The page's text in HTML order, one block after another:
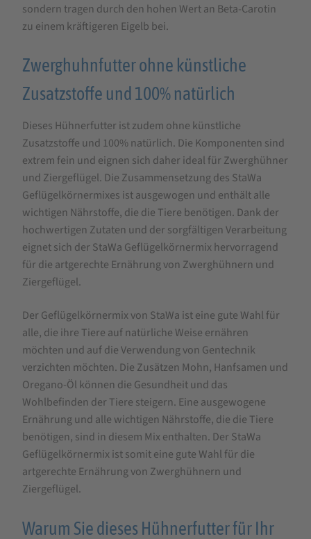
sondern tragen durch den hohen Wert an Beta-Carotin
zu einem kräftigeren Eigelb bei.
Zwerghuhnfutter ohne künstliche
Zusatzstoffe und 100% natürlich
Dieses Hühnerfutter ist zudem ohne künstliche
Zusatzstoffe und 100% natürlich. Die Komponenten sind
extrem fein und eignen sich daher ideal für Zwerghühner
und Ziergeflügel. Die Zusammensetzung des StaWa
Geflügelkörnermixes ist ausgewogen und enthält alle
wichtigen Nährstoffe, die die Tiere benötigen. Dank der
hochwertigen Zutaten und der sorgfältigen Verarbeitung
eignet sich der StaWa Geflügelkörnermix hervorragend
für die artgerechte Ernährung von Zwerghühnern und
Ziergeflügel.
Der Geflügelkörnermix von StaWa ist eine gute Wahl für
alle, die ihre Tiere auf natürliche Weise ernähren
möchten und auf die Verwendung von Gentechnik
verzichten möchten. Die Zusätzen Mohn, Hanfsamen und
Oregano-Öl können die Gesundheit und das
Wohlbefinden der Tiere steigern. Eine ausgewogene
Ernährung und alle wichtigen Nährstoffe, die die Tiere
benötigen, sind in diesem Mix enthalten. Der StaWa
Geflügelkörnermix ist somit eine gute Wahl für die
artgerechte Ernährung von Zwerghühnern und
Ziergeflügel.
Warum Sie dieses Hühnerfutter für Ihr